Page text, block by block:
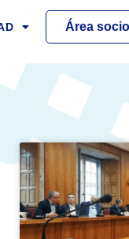
Área
PÁGINAPÁGINAPÁGINA
PÁGINA
PÁGINA